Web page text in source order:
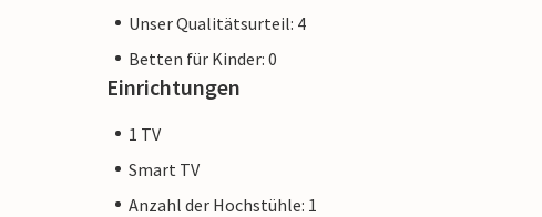
Unser Qualitätsurteil: 4
Betten für Kinder: 0
Einrichtungen
1 TV
Smart TV
Anzahl der Hochstühle: 1